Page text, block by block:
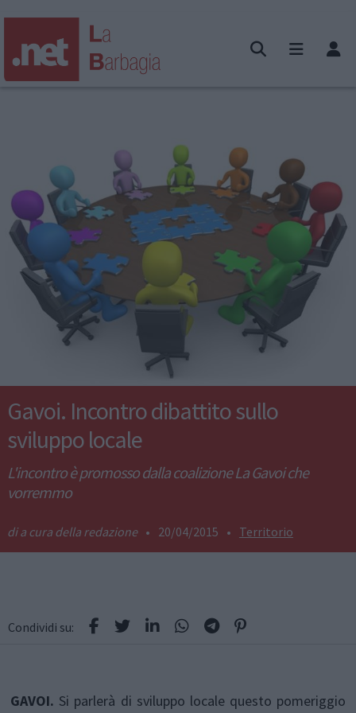
Gavoi. Incontro dibattito sullo
sviluppo locale
L'incontro è promosso dalla coalizione La Gavoi che
vorremmo
a cura della redazione • 20/04/2015 • Territorio
Condividi su:
GAVOI. Si parlerà di sviluppo locale questo pomeriggio